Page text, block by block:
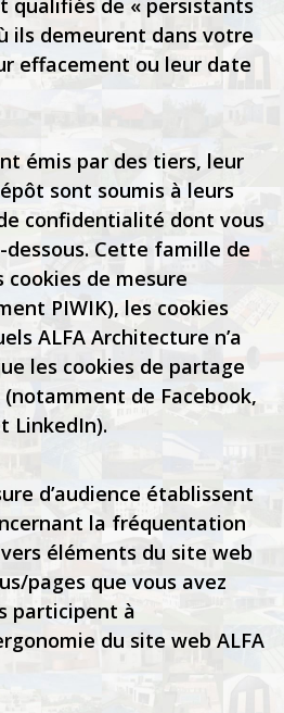
qualifiés de « persistants
ils demeurent dans votre
effacement ou leur date
émis par des tiers, leur
sont soumis à leurs
confidentialité dont vous
Cette famille de
cookies de mesure
PIWIK), les cookies
ALFA Architecture n’a
les cookies de partage
de Facebook,
LinkedIn).
d’audience établissent
la fréquentation
éléments du site web
pages que vous avez
participent à
du site web ALFA